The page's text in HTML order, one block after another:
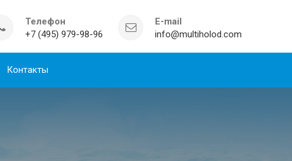
Телефон
+7 (495) 979-98-96
E-mail
info@multiholod.com
Контакты